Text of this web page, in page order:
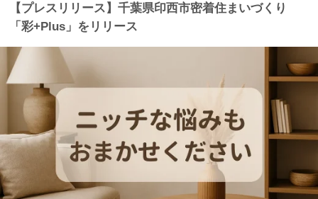
【プレスリリース】千葉県印西市密着住まいづくり
「彩+Plus」をリリース